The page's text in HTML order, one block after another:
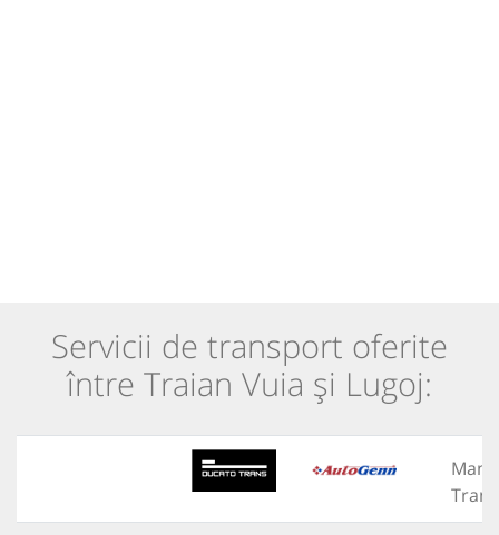
Servicii de transport oferite
între Traian Vuia și Lugoj:
Manu
Trans